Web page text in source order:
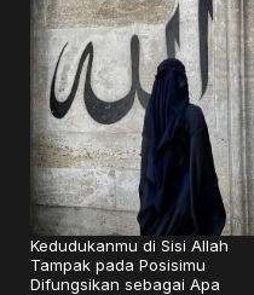
Kedudukanmu di Sisi Allah
Tampak pada Posisimu
Difungsikan sebagai Apa